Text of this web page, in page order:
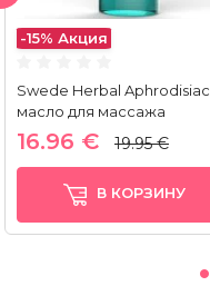
-15% Акция
Swede Herbal Aphrodisiac
масло для массажа
Tranquility
16.96 € 19.95 €
В КОРЗИНУ